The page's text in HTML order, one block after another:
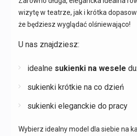
wizytę w teatrze, jak i krótka
że będziesz wyglądać olśniewająco!
U nas znajdziesz:
idealne sukienki na wesele
sukienki krótkie na co dzień
sukienki eleganckie do pracy
Wybierz idealny model dla siebie na